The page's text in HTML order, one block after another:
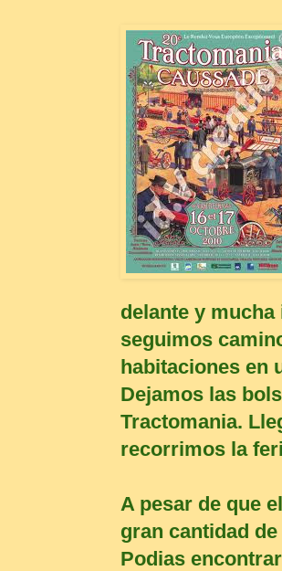
delante y
seguimos
habitaciones en
Dejamos las
Tractomania.
recorrimos la
A pesar de que
gran cantidad
Podias